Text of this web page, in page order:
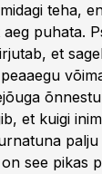
teha,
puhata.
et
et kuigi
palju
see pikas